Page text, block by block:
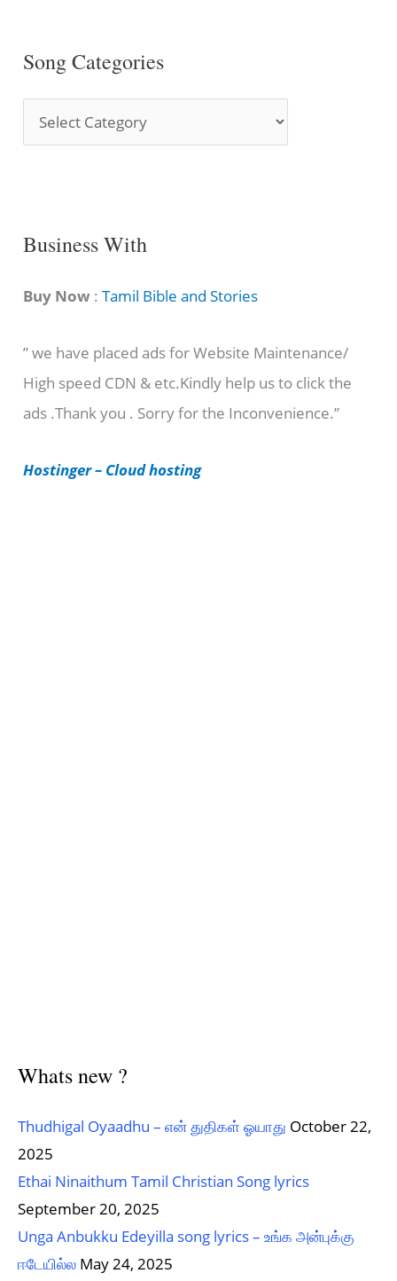
Song Categories
o
C
t
g
o
r
e
Business With
Buy Now :Tamil Bible and Stories
” we have placed ads for Website Maintenance/
High speed CDN & etc.Kindly help us to click the
ads .Thank you . Sorry for the Inconvenience.”
Hostinger – Cloud hosting
Whats new ?
Thudhigal Oyaadhu – என் துதிகள் ஓயாது October 22,
2025
Ethai Ninaithum Tamil Christian Song lyrics
September 20, 2025
Unga Anbukku Edeyilla song lyrics – உங்க அன்புக்கு
ஈடேயில்ல May 24, 2025